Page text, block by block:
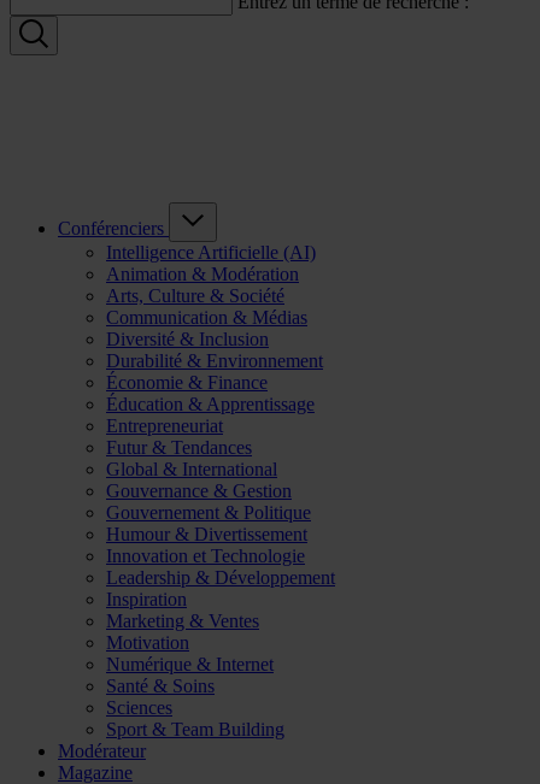
Conférenciers
Intelligence Artificielle (AI)
Animation & Modération
Arts, Culture & Société
Communication & Médias
Diversité & Inclusion
Durabilité & Environnement
Économie & Finance
Éducation & Apprentissage
Entrepreneuriat
Futur & Tendances
Global & International
Gouvernance & Gestion
Gouvernement & Politique
Humour & Divertissement
Innovation et Technologie
Leadership & Développement
Inspiration
Marketing & Ventes
Motivation
Numérique & Internet
Santé & Soins
Sciences
Sport & Team Building
Modérateur
Magazine